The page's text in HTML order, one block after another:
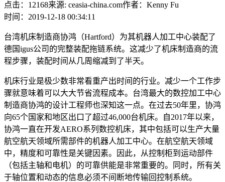
点击：12168来源: ceasia-china.com作者：Kenny Fu
时间：2019-12-18 00:34:11
台湾机床制造商协鸿（Hartford）为其机器人加工中心装配了
德国igus公司的完整装配拖链系统。这减少了机床制造商的流
程步骤，装配时间从几周缩减到了半天。
机床行业是极少数非常看重产出时间的行业。减少一个工作步
骤就意味着可以大大节省流程成本。台湾最大的数控加工中心
制造商协鸿的设计工程师也深知这一点。在过去50年里，协鸿
向65个国家和地区出口了超过46,000台机床。自2017年以来，
协鸿一直在开发AERO系列数控机床，其中包括可以生产大量
航空航天领域所需部件的机器人加工中心。在航空航天领域
中，精度和可靠性是关键因素。因此，从控制柜到运动部件
（包括主轴和电机）的可靠供能是非常重要的。同时，所有关
于轴位置和动态的信息必须不间断地传输回控制系统。